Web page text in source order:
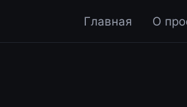
Главная О